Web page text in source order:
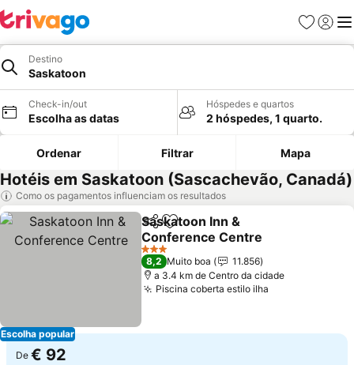
Favoritos
Iniciar
Destino
Saskatoon
Check-in/out
Escolha as datas
Hóspedes e quartos
2 hóspedes, 1 quarto.
Ordenar Filtrar Mapa
Hotéis em Saskatoon (Sascachevão, Canadá)
Como os pagamentos influenciam os resultados
Escolha popular
PartilharAdicionar aos favoritos
Saskatoon Inn &
Conference Centre
Ver preços
3 Estrelas
8,2 Muito boa
11.856
a 3.4 km de Centro da cidade
Piscina coberta estilo ilha
De € 92